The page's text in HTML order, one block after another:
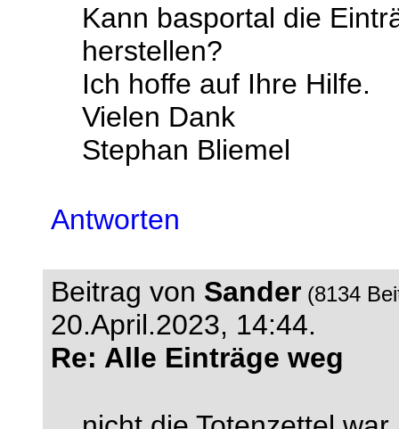
Kann basportal die
herstellen?
Ich hoffe auf Ihre Hilfe.
Vielen Dank
Stephan Bliemel
Antworten
Beitrag von Sander (8134
20.April.2023, 14:44.
Re: Alle Einträge weg